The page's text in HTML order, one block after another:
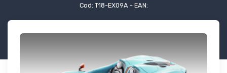
Cod: T18-EX09A - EAN: